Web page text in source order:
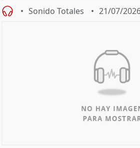
Sonido Totales 21/07/